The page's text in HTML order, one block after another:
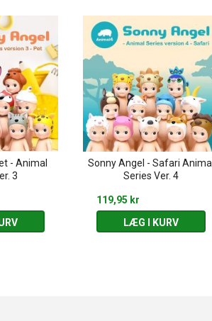
- Animal
3
Sonny Angel - Safari Animal
Series Ver. 4
119,95 kr
LÆG I KURV